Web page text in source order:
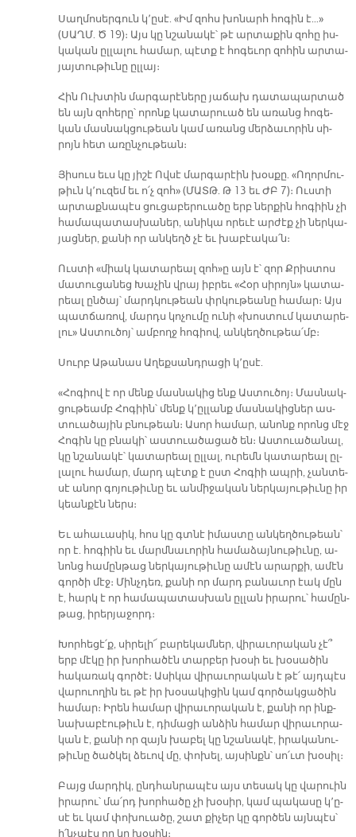
Սաղ­մո­սեր­գուն կ՚ը­սէ. «Իմ զոհս խո­նարհ հո­գին է…»
(ՍԱՂՄ. Ծ 19)։ Այս կը նշա­նա­կէ՝ թէ ար­տա­քին զո­հը իս­
կա­կան ըլ­լա­լու հա­մար, պէտք է հո­գե­ւոր զո­հին ար­տա­
յայ­տու­թիւ­նը ըլ­լայ։
Հին Ուխ­տին մար­գա­րէ­նե­րը յա­ճախ դա­տա­պար­տած
են այն զո­հե­րը՝ ո­րոնք կա­տա­րուած են ա­ռանց հո­գե­
կան մաս­նակ­ցու­թեան կամ ա­ռանց մեր­ձա­ւո­րին սի­
րոյն հետ ա­ռըն­չու­թեան։
Յի­սուս եւս կը յի­շէ Ով­սէ մար­գա­րէին խօս­քը. «Ո­ղոր­մու­
թիւն կ՚ու­զեմ եւ ո՛չ զոհ» (ՄԱՏԹ. Թ 13 եւ ԺԲ 7)։ Ուս­տի
ար­տաք­նա­պէս ցու­ցա­բե­րուա­ծը երբ ներ­քին հո­գիին չի
հա­մա­պա­տաս­խա­ներ, ա­նի­կա ո­րե­ւէ ար­ժէք չի ներ­կա­
յաց­ներ, քա­նի որ ան­կեղծ չէ եւ խա­բէա­կա՛ն։
Ուս­տի «միակ կա­տա­րեալ զոհ»ը այն է՝ զոր Քրիս­տոս
մա­տու­ցա­նեց Խա­չին վրայ իբ­րեւ «Հօր սի­րոյն» կա­տա­
րեալ ըն­ծայ՝ մարդ­կու­թեան փրկու­թեա­նը հա­մար։ Այս
պատ­ճա­ռով, մարդս կո­չու­մը ու­նի «խոս­տում կա­տա­րե­
լու» Աս­տու­ծոյ՝ ամ­բողջ հո­գիով, ան­կեղ­ծու­թեա՛մբ։
Սուրբ Ա­թա­նաս Ա­ղեք­սանդ­րա­ցի կ՚ը­սէ.
«Հո­գիով է որ մենք մաս­նա­կից ենք Աս­տու­ծոյ։ Մաս­նակ­
ցու­թեամբ Հո­գիին՝ մենք կ՚ըլ­լանք մաս­նա­կից­ներ աս­
տուա­ծա­յին բնու­թեան։ Ա­սոր հա­մար, ա­նոնք ո­րոնց մէջ
Հո­գին կը բնա­կի՝ աս­տուա­ծա­ցած են։ Աս­տուա­ծա­նալ,
կը նշա­նա­կէ՝ կա­տա­րեալ ըլ­լալ, ու­րեմն կա­տա­րեալ ըլ­
լա­լու հա­մար, մարդ պէտք է ըստ Հո­գիի ապ­րի, չան­տե­
սէ ա­նոր գո­յու­թիւ­նը եւ ան­մի­ջա­կան ներ­կա­յու­թիւ­նը իր
կեան­քէն ներս։
Եւ ա­հա­ւա­սիկ, հոս կը գտնէ ի­մաս­տը ան­կեղ­ծու­թեան՝
որ է. հո­գիին եւ մարմ­նա­ւո­րին հա­մա­ձայ­նու­թիւ­նը, ա­
նոնց հա­մըն­թաց ներ­կա­յու­թիւ­նը ա­մէն ա­րար­քի, ա­մէն
գոր­ծի մէջ։ Մինչ­դեռ, քա­նի որ մարդ բա­նա­ւոր էակ մըն
է, հարկ է որ հա­մա­պա­տաս­խան ըլ­լան ի­րա­րու՝ հա­մըն­
թաց, ի­րեր­յա­ջորդ։
Խոր­հե­ցէ՛ք, սի­րե­լի՜ բա­րե­կամ­ներ, վի­րա­ւո­րա­կան չէ՞
երբ մէ­կը իր խոր­հա­ծէն տար­բեր խօ­սի եւ խօ­սա­ծին
հա­կա­ռակ գոր­ծէ։ Ա­սի­կա վի­րա­ւո­րա­կան է թէ՛ այդ­պէս
վա­րուո­ղին եւ թէ իր խօ­սա­կի­ցին կամ գոր­ծակ­ցա­­ծին
հա­մար։ Ի­րեն հա­մար վի­րա­ւո­րա­կան է, քա­նի որ ինք­
նա­խա­բէու­թիւն է, դի­մա­ցի ան­ձին հա­մար վի­րա­ւո­րա­
կան է, քա­նի որ զայն խա­բել կը նշա­նա­կէ, ի­րա­կա­նու­
թիւ­նը ծած­կել ձե­ւով մը, փո­խել, այ­սինքն՝ սո՛ւտ խօ­սիլ։
Բայց մար­դիկ, ընդ­հան­րա­պէս այս տե­սակ կը վա­րուին
ի­րա­րու՝ մա՛րդ խոր­հա­ծը չի խօ­սիր, կամ պա­կա­սը կ՚ը­
սէ եւ կամ փո­խուա­ծը, շատ քի­չեր կը գոր­ծեն այն­պէս՝
ի՛նչ­պէս որ կը խօ­սին։